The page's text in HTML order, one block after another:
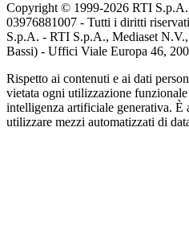
Copyright © 1999-2026 RTI
03976881007 - Tutti i diritti
S.p.A. - RTI S.p.A., Mediaset N.V.,
Bassi) - Uffici Viale Europa 46,
Rispetto ai contenuti e ai dati
vietata ogni utilizzazione
intelligenza artificiale generativa. È
utilizzare mezzi automatizzati di